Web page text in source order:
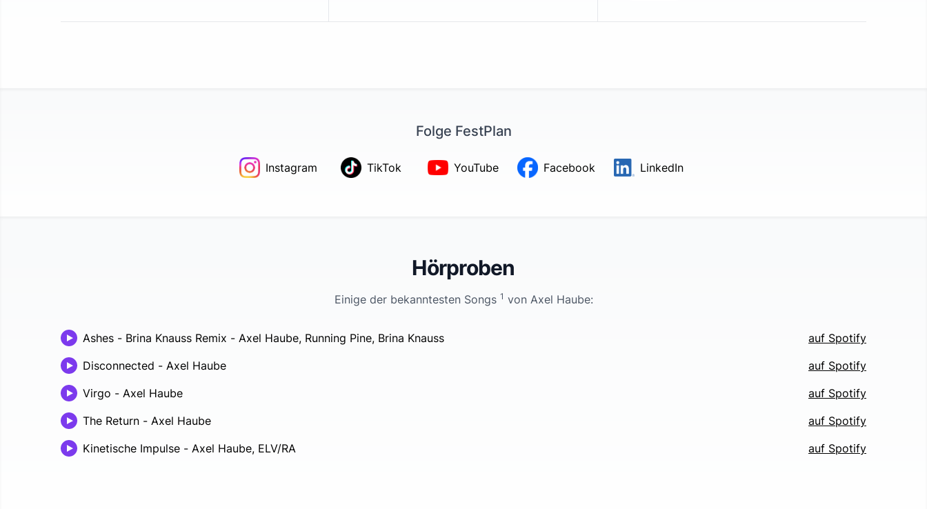
Folge FestPlan
Instagram TikTok YouTube Facebook LinkedIn
Hörproben
Einige der bekanntesten Songs 1 von Axel Haube:
Ashes - Brina Knauss Remix - Axel Haube, Running Pine, Brina Knauss
auf Spotify
Disconnected - Axel Haube
auf Spotify
Virgo - Axel Haube
auf Spotify
The Return - Axel Haube
auf Spotify
Kinetische Impulse - Axel Haube, ELV/RA auf Spotify